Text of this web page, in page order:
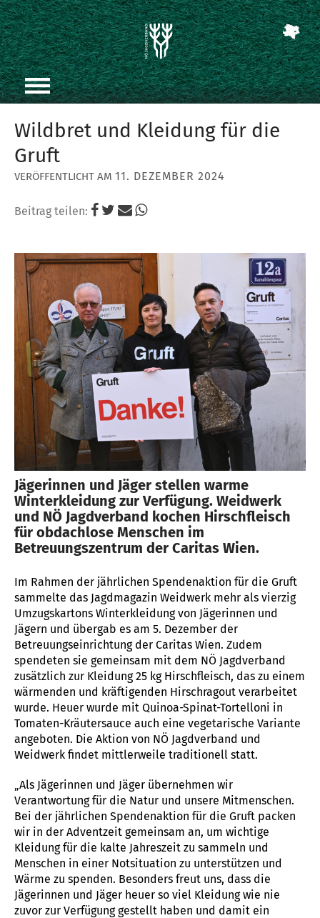
Wildbret und Kleidung für die
Gruft
11. DEZEMBER 2024
Beitrag teilen:
Jägerinnen und Jäger stellen warme
Winterkleidung zur Verfügung. Weidwerk
und NÖ Jagdverband kochen Hirschfleisch
für obdachlose Menschen im
Betreuungszentrum der Caritas Wien.
Im Rahmen der jährlichen Spendenaktion für die Gruft
sammelte das Jagdmagazin Weidwerk mehr als vierzig
Umzugskartons Winterkleidung von Jägerinnen und
Jägern und übergab es am 5. Dezember der
Betreuungseinrichtung der Caritas Wien. Zudem
spendeten sie gemeinsam mit dem NÖ Jagdverband
zusätzlich zur Kleidung 25 kg Hirschfleisch, das zu einem
wärmenden und kräftigenden Hirschragout verarbeitet
wurde. Heuer wurde mit Quinoa-Spinat-Tortelloni in
Tomaten-Kräutersauce auch eine vegetarische Variante
angeboten. Die Aktion von NÖ Jagdverband und
Weidwerk findet mittlerweile traditionell statt.
„Als Jägerinnen und Jäger übernehmen wir
Verantwortung für die Natur und unsere Mitmenschen.
Bei der jährlichen Spendenaktion für die Gruft packen
wir in der Adventzeit gemeinsam an, um wichtige
Kleidung für die kalte Jahreszeit zu sammeln und
Menschen in einer Notsituation zu unterstützen und
Wärme zu spenden. Besonders freut uns, dass die
Jägerinnen und Jäger heuer so viel Kleidung wie nie
zuvor zur Verfügung gestellt haben und damit ein